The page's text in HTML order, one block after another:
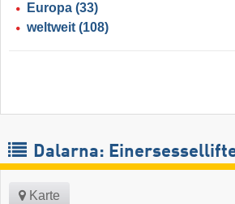
Europa (33)
weltweit (108)
Dalarna:
Karte